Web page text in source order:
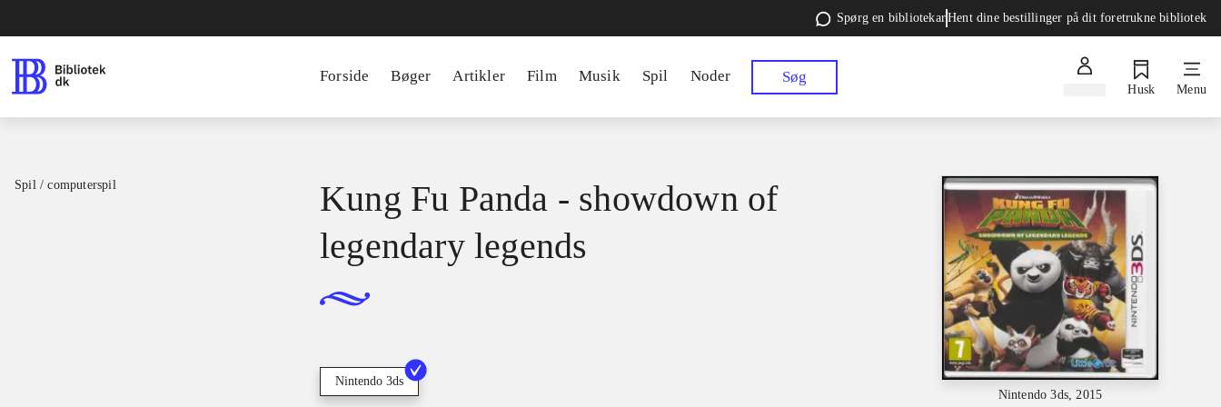
Spørg en bibliotekarHent dine bestillinger på dit foretrukne bibliotek
Forside Bøger Artikler Film Musik Spil Noder Søg
Husk Menu
Spil / computerspil
Nintendo 3ds, 2015
Kung Fu Panda - showdown of
legendary legends
Nintendo 3ds